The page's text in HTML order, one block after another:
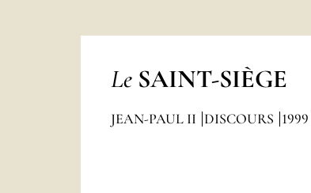
Le SAINT-SIÈGE
JEAN-PAUL II DISCOURS 1999